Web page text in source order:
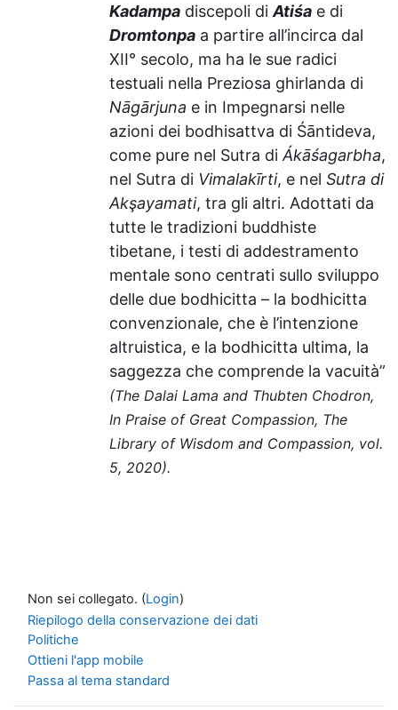
Kadampa discepoli di Atiśa e di
Dromtonpa a partire all’incirca dal
XII° secolo, ma ha le sue radici
testuali nella Preziosa ghirlanda di
Nāgārjuna e in Impegnarsi nelle
azioni dei bodhisattva di Śāntideva,
come pure nel Sutra di Ákāśagarbha,
nel Sutra di Vimalakīrti, e nel Sutra di
Akşayamati, tra gli altri. Adottati da
tutte le tradizioni buddhiste
tibetane, i testi di addestramento
mentale sono centrati sullo sviluppo
delle due bodhicitta – la bodhicitta
convenzionale, che è l’intenzione
altruistica, e la bodhicitta ultima, la
saggezza che comprende la vacuità”
(The Dalai Lama and Thubten Chodron,
In Praise of Great Compassion, The
Library of Wisdom and Compassion, vol.
5, 2020).
Non sei collegato. (Login)
Riepilogo della conservazione dei dati
Politiche
Ottieni l'app mobile
Passa al tema standard